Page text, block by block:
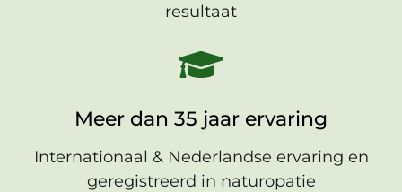
resultaat
Meer dan 35 jaar ervaring
Internationaal & Nederlandse ervaring en
geregistreerd in naturopatie